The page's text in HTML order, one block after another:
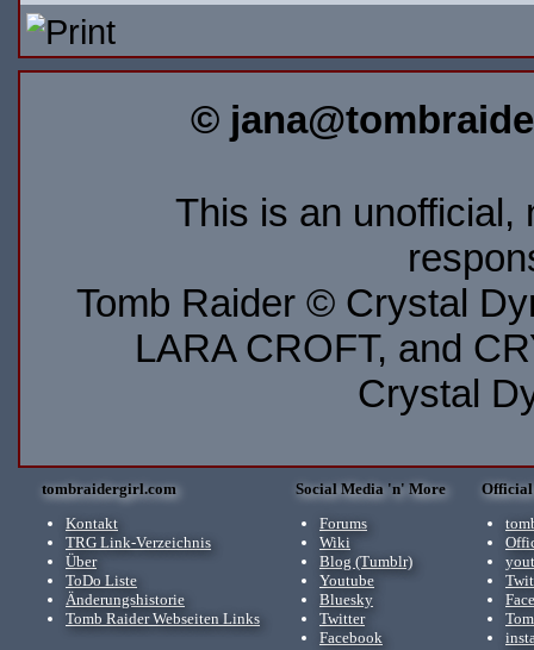
©
This is an unofficial,
Tomb Raider © Crystal
LARA CROFT, and
Crystal
tombraidergirl.com
Kontakt
TRG Link-Verzeichnis
Über
ToDo Liste
Änderungshistorie
Tomb Raider Webseiten Links
Social Media 'n' More
Forums
Wiki
Blog (Tumblr)
Youtube
Bluesky
Twitter
Facebook
Official